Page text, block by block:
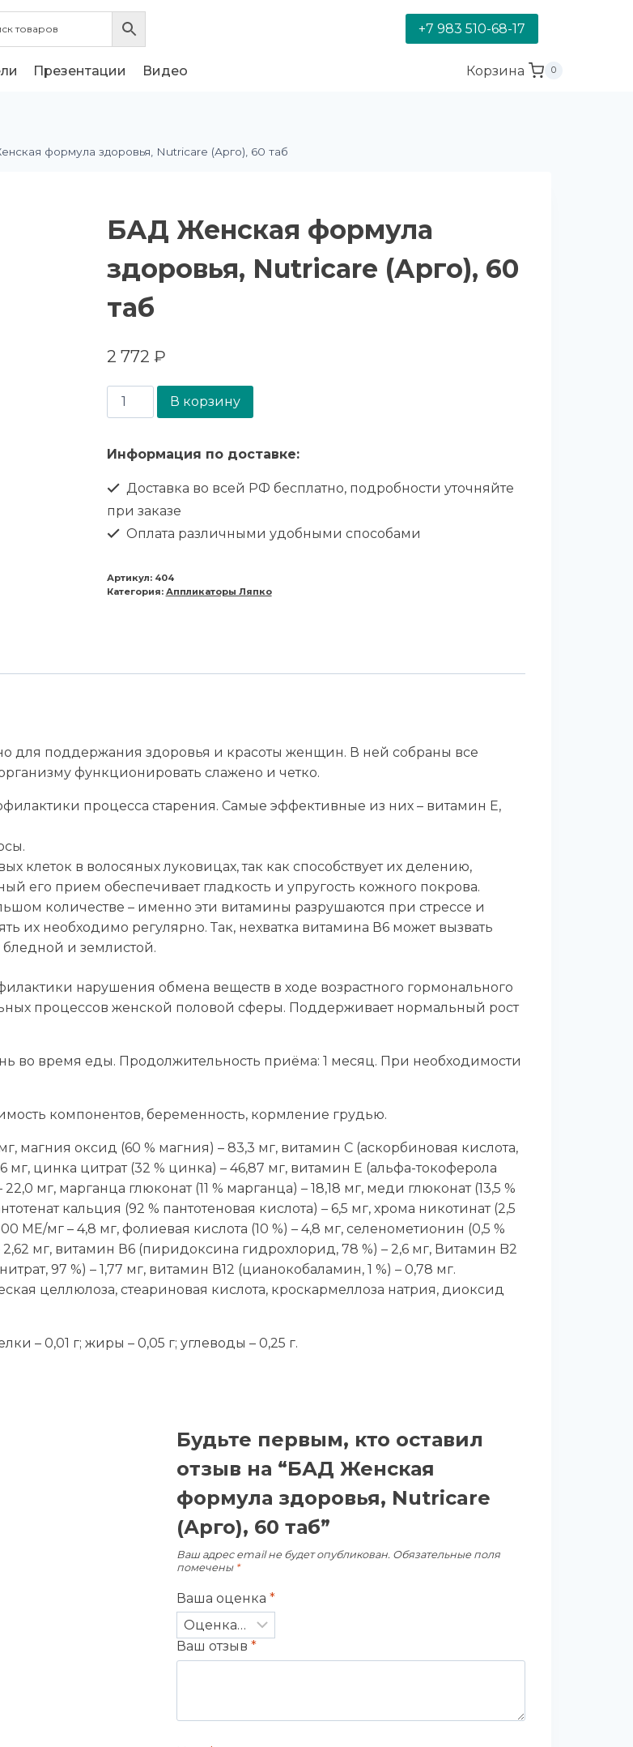
+7 983 510-68-17
Презентации Видео Корзина 0
формула здоровья, Nutricare (Арго), 60 таб
БАД Женская формула
здоровья, Nutricare (Арго), 60
таб
2 772 ₽
В корзину
Информация по доставке:
Доставка во всей РФ бесплатно, подробности уточняйте
при заказе
Оплата различными удобными способами
Артикул: 404
Категория: Аппликаторы Ляпко
для поддержания здоровья и красоты женщин. В ней собраны все
функционировать слажено и четко.
процесса старения. Самые эффективные из них – витамин E,
клеток в волосяных луковицах, так как способствует их делению,
его прием обеспечивает гладкость и упругость кожного покрова.
количестве – именно эти витамины разрушаются при стрессе и
их необходимо регулярно. Так, нехватка витамина В6 может вызвать
бледной и землистой.
нарушения обмена веществ в ходе возрастного гормонального
процессов женской половой сферы. Поддерживает нормальный рост
во время еды. Продолжительность приёма: 1 месяц. При необходимости
компонентов, беременность, кормление грудью.
магния оксид (60 % магния) – 83,3 мг, витамин С (аскорбиновая кислота,
мг, цинка цитрат (32 % цинка) – 46,87 мг, витамин Е (альфа-токоферола
мг, марганца глюконат (11 % марганца) – 18,18 мг, меди глюконат (13,5 %
кальция (92 % пантотеновая кислота) – 6,5 мг, хрома никотинат (2,5
ME/мг – 4,8 мг, фолиевая кислота (10 %) – 4,8 мг, селенометионин (0,5 %
2,62 мг, витамин В6 (пиридоксина гидрохлорид, 78 %) – 2,6 мг, Витамин B2
97 %) – 1,77 мг, витамин В12 (цианокобаламин, 1 %) – 0,78 мг.
целлюлоза, стеариновая кислота, кроскармеллоза натрия, диоксид
– 0,01 г; жиры – 0,05 г; углеводы – 0,25 г.
Будьте первым, кто оставил
отзыв на “БАД Женская
формула здоровья, Nutricare
(Арго), 60 таб”
Ваш адрес email не будет опубликован. Обязательные поля
помечены *
Ваша оценка *
Ваш отзыв *